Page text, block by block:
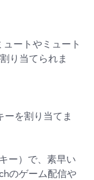
ートやミュート
り当てられま
ーを割り当てま
ー）で、素早い
のゲーム配信や